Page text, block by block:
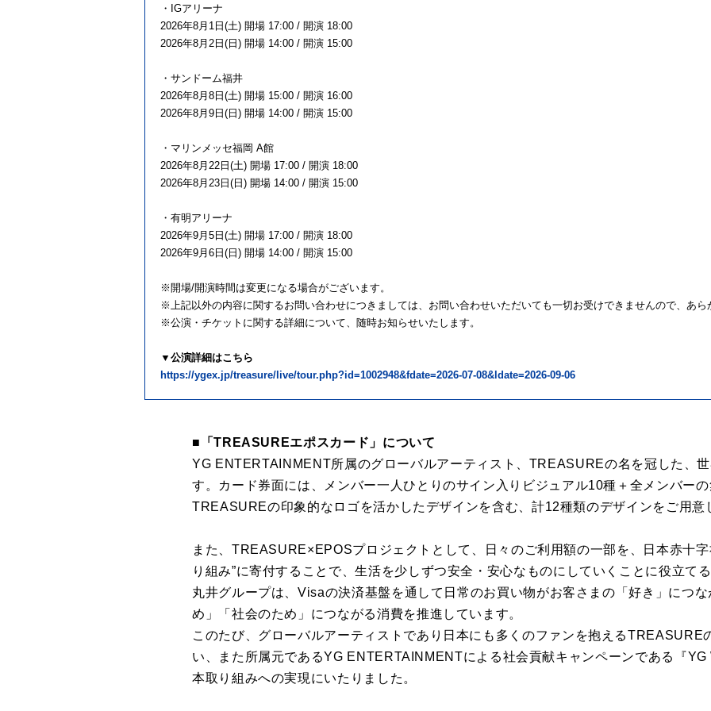
・IGアリーナ
2026年8月1日(土) 開場 17:00 / 開演 18:00
2026年8月2日(日) 開場 14:00 / 開演 15:00
・サンドーム福井
2026年8月8日(土) 開場 15:00 / 開演 16:00
2026年8月9日(日) 開場 14:00 / 開演 15:00
・マリンメッセ福岡 A館
2026年8月22日(土) 開場 17:00 / 開演 18:00
2026年8月23日(日) 開場 14:00 / 開演 15:00
・有明アリーナ
2026年9月5日(土) 開場 17:00 / 開演 18:00
2026年9月6日(日) 開場 14:00 / 開演 15:00
※開場/開演時間は変更になる場合がございます。
※上記以外の内容に関するお問い合わせにつきましては、お問い合わせいただいても一切お受けできませんので、あら
※公演・チケットに関する詳細について、随時お知らせいたします。
▼公演詳細はこちら
https://ygex.jp/treasure/live/tour.php?id=1002948&fdate=2026-07-08&ldate=2026-09-06
■「TREASUREエポスカード」について
YG ENTERTAINMENT所属のグローバルアーティスト、TREASUREの名を冠した、
す。カード券面には、メンバー一人ひとりのサイン入りビジュアル10種＋全メンバー
TREASUREの印象的なロゴを活かしたデザインを含む、計12種類のデザインをご用意
また、TREASURE×EPOSプロジェクトとして、日々のご利用額の一部を、日本赤十字
り組み”に寄付することで、生活を少しずつ安全・安心なものにしていくことに役立て
丸井グループは、Visaの決済基盤を通して日常のお買い物がお客さまの「好き」につ
め」「社会のため」につながる消費を推進しています。
このたび、グローバルアーティストであり日本にも多くのファンを抱えるTREASURE
い、また所属元であるYG ENTERTAINMENTによる社会貢献キャンペーンである『YG
本取り組みへの実現にいたりました。